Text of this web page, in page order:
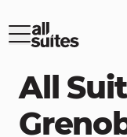
All